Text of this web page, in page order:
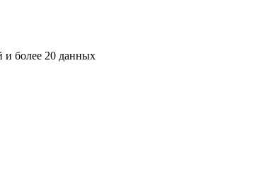
и более 20 данных